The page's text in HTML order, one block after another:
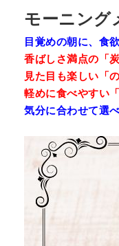
モーニング
目覚めの朝に、食
香ばしさ満点の「
見た目も楽しい「
軽めに食べやすい
気分に合わせて選